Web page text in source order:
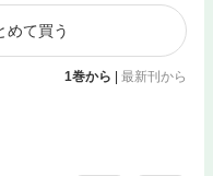
めて買う
1巻から 最新刊から